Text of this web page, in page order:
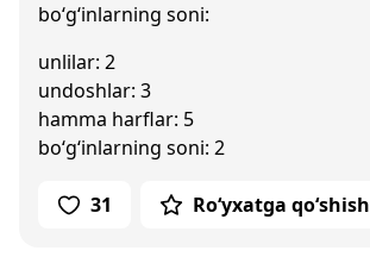
bo‘g‘inlarning soni:
unlilar: 2
undoshlar: 3
hamma harflar: 5
bo‘g‘inlarning soni: 2
31 Ro‘yxatga qo‘shish